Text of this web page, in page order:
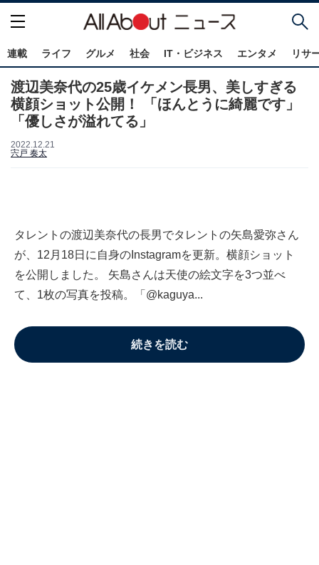
連載 ライフ グルメ 社会 IT・ビジネス エンタメ リサ
渡辺美奈代の25歳イケメン長男、美しすぎる
横顔ショット公開！ 「ほんとうに綺麗です」
「優しさが溢れてる」
2022.12.21
宍戸 奏太
タレントの渡辺美奈代の長男でタレントの矢島愛弥さん
が、12月18日に自身のInstagramを更新。横顔ショット
を公開しました。 矢島さんは天使の絵文字を3つ並べ
て、1枚の写真を投稿。「@kaguya...
続きを読む